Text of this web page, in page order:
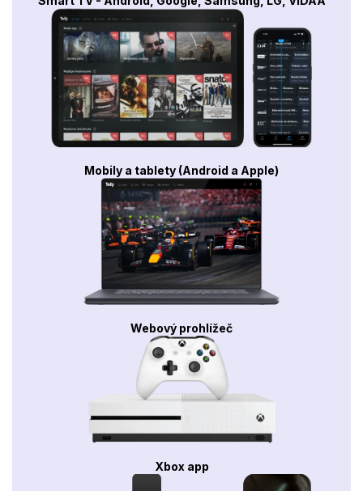
Mobily a tablety (Android a Apple)
Webový prohlížeč
Xbox app